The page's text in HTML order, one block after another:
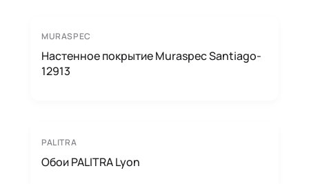
MURASPEC
Настенное покрытие Muraspec Santiago-
12913
PALITRA
Обои PALITRA Lyon